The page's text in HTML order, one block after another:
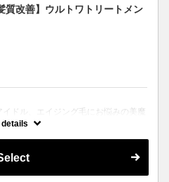
質改善】ウルトワトリートメン
イドル、エイジング毛にお悩みの美魔
ューに対応できる髪質改善トリート
details